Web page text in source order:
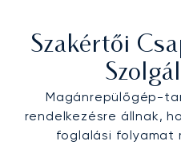
Szakértői
Magánrepülőgép-
rendelkezésre állnak,
foglalási folyamat